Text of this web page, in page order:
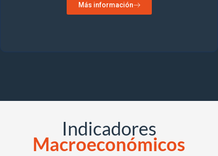
Más información
Indicadores
Macroeconómicos